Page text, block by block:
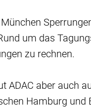
um das
zu rechnen.
ADAC aber auch
Hamburg